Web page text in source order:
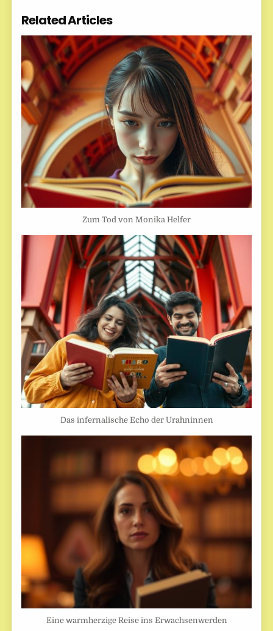
Related Articles
Zum Tod von Monika Helfer
Das infernalische Echo der Urahninnen
Eine warmherzige Reise ins Erwachsenwerden